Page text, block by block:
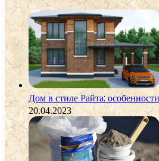
Дом в стиле Райта:
20.04.2023